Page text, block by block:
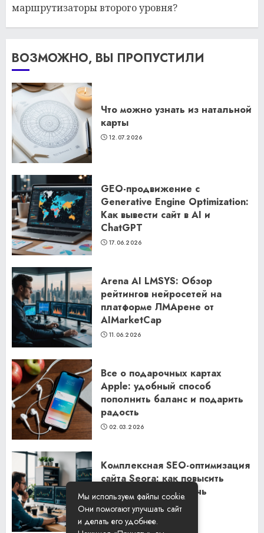
маршрутизаторы второго уровня?
ВОЗМОЖНО, ВЫ ПРОПУСТИЛИ
Что можно узнать из натальной
карты
12.07.2026
GEO-продвижение с
Generative Engine Optimization:
Как вывести сайт в AI и
ChatGPT
17.06.2026
Arena AI LMSYS: Обзор
рейтингов нейросетей на
платформе ЛМАрене от
AIMarketCap
11.06.2026
Все о подарочных картах
Apple: удобный способ
пополнить баланс и подарить
радость
02.03.2026
Комплексная SEO-оптимизация
сайта Seora: как повысить
видимость и привлечь
клиентов
06.02.2026
Мы используем файлы cookie.
Они помогают улучшать сайт
и делать его удобнее.